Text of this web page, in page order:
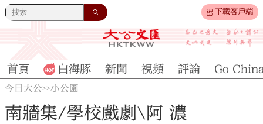
下載客戶端
首頁 白海豚 新聞 視頻 評論 Go
今日大公>>小公園
南牆集/學校戲劇\阿 濃